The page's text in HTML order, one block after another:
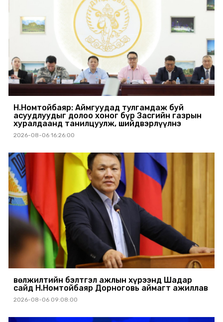
Н.Номтойбаяр: Аймгуудад тулгамдаж буй
асуудлуудыг долоо хоног бүр Засгийн газрын
хуралдаанд танилцуулж, шийдвэрлүүлнэ
2026-08-06 16:26:00
Өвөлжилтийн бэлтгэл ажлын хүрээнд Шадар
сайд Н.Номтойбаяр Дорноговь аймагт ажиллав
2026-08-06 09:08:00